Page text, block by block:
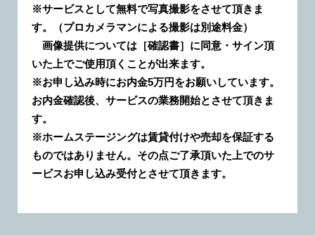
※サービスとして無料で写真撮影をさせて頂きま
す。（プロカメラマンによる撮影は別途料金）
画像提供については［確認書］に同意・サイン頂
いた上でご使用頂くことが出来ます。
※お申し込み時にお内金5万円をお願いしています。
お内金確認後、サービスの業務開始とさせて頂きま
す。
※ホームステージングは賃貸付けや売却を保証する
ものではありません。その点ご了承頂いた上でのサ
ービスお申し込み受付とさせて頂きます。